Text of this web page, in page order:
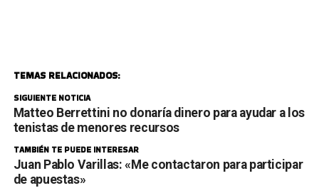
TEMAS RELACIONADOS:
SIGUIENTE NOTICIA
Matteo Berrettini no donaría dinero para ayudar a los
tenistas de menores recursos
TAMBIÉN TE PUEDE INTERESAR
Juan Pablo Varillas: «Me contactaron para participar
de apuestas»